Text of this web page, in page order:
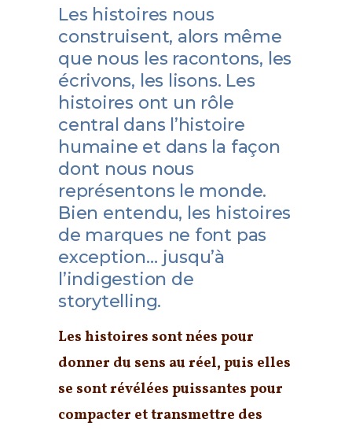
Les histoires nous
construisent, alors même
que nous les racontons, les
écrivons, les lisons. Les
histoires ont un rôle
central dans l’histoire
humaine et dans la façon
dont nous nous
représentons le monde.
Bien entendu, les histoires
de marques ne font pas
exception… jusqu’à
l’indigestion de
storytelling.
Les histoires sont nées pour
donner du sens au réel, puis elles
se sont révélées puissantes pour
compacter et transmettre des